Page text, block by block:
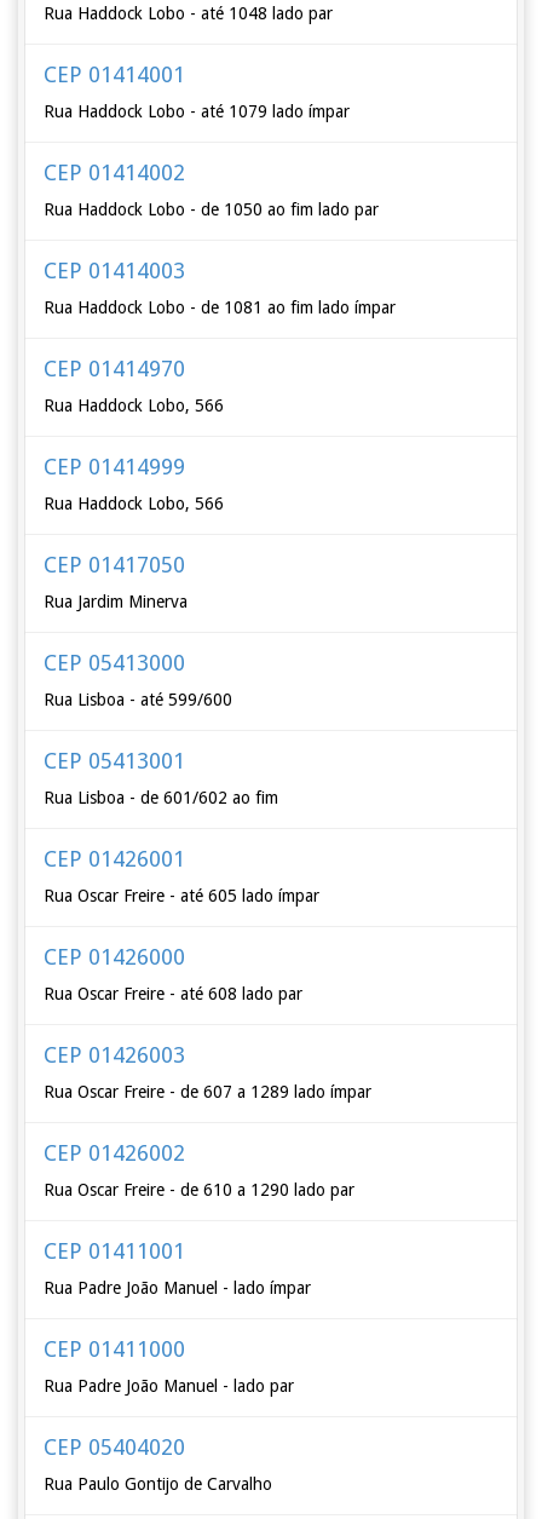
Rua Haddock Lobo - até 1048 lado par
CEP 01414001
Rua Haddock Lobo - até 1079 lado ímpar
CEP 01414002
Rua Haddock Lobo - de 1050 ao fim lado par
CEP 01414003
Rua Haddock Lobo - de 1081 ao fim lado ímpar
CEP 01414970
Rua Haddock Lobo, 566
CEP 01414999
Rua Haddock Lobo, 566
CEP 01417050
Rua Jardim Minerva
CEP 05413000
Rua Lisboa - até 599/600
CEP 05413001
Rua Lisboa - de 601/602 ao fim
CEP 01426001
Rua Oscar Freire - até 605 lado ímpar
CEP 01426000
Rua Oscar Freire - até 608 lado par
CEP 01426003
Rua Oscar Freire - de 607 a 1289 lado ímpar
CEP 01426002
Rua Oscar Freire - de 610 a 1290 lado par
CEP 01411001
Rua Padre João Manuel - lado ímpar
CEP 01411000
Rua Padre João Manuel - lado par
CEP 05404020
Rua Paulo Gontijo de Carvalho